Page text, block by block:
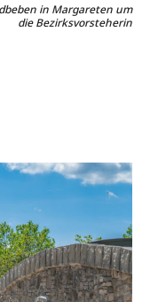
in Margareten um
die Bezirksvorsteherin